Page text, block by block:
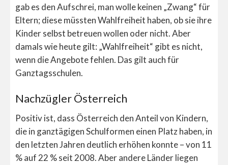
gab es den Aufschrei, man wolle keinen „Zwang“ für
Eltern; diese müssten Wahlfreiheit haben, ob sie ihre
Kinder selbst betreuen wollen oder nicht. Aber
damals wie heute gilt: „Wahlfreiheit“ gibt es nicht,
wenn die Angebote fehlen. Das gilt auch für
Ganztagsschulen.
Nachzügler Österreich
Positiv ist, dass Österreich den Anteil von Kindern,
die in ganztägigen Schulformen einen Platz haben, in
den letzten Jahren deutlich erhöhen konnte – von 11
% auf 22 % seit 2008. Aber andere Länder liegen